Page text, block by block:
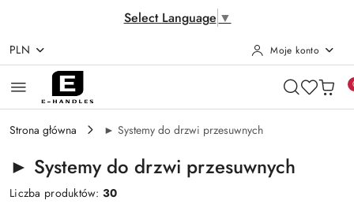
Select Language ▼
Przejdź do treści głównej
Przejdź do wyszukiwarki
Przejdź do moje konto
Przejdź do menu głównego
Przejdź do stopki
PLN Moje konto
Strona główna ► Systemy do drzwi przesuwnych
► Systemy do drzwi przesuwnych
Liczba produktów:30